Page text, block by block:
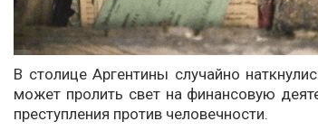
В столице Аргентины случайно
может пролить свет на финансовую
преступления против человечности.